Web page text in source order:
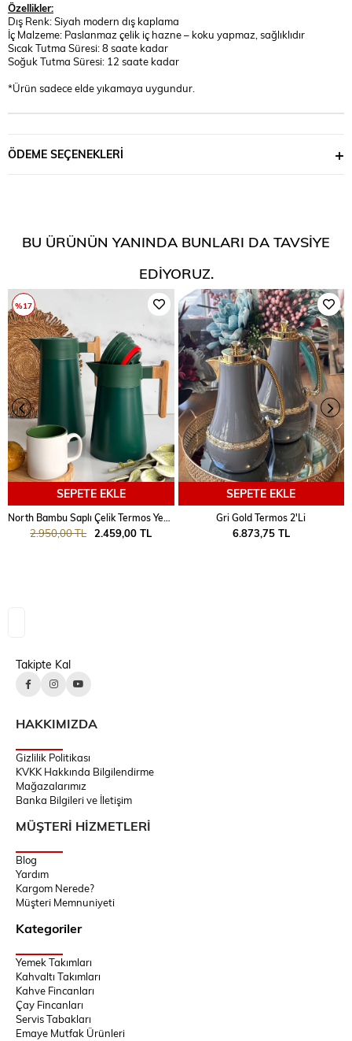
Özellikler:
Dış Renk: Siyah modern dış kaplama
İç Malzeme: Paslanmaz çelik iç hazne – koku yapmaz, sağlıklıdır
Sıcak Tutma Süresi: 8 saate kadar
Soğuk Tutma Süresi: 12 saate kadar
*Ürün sadece elde yıkamaya uygundur.
ÖDEME SEÇENEKLERI
BU ÜRÜNÜN YANINDA BUNLARI DA TAVSIYE
EDIYORUZ.
SEPETE EKLE
2.459,00 TL
2.950,00 TL
%17
SEPETE EKLE
Gri Gold Termos 2'Li
6.873,75 TL
Takipte Kal
HAKKIMIZDA
Gizlilik Politikası
KVKK Hakkında Bilgilendirme
Mağazalarımız
Banka Bilgileri ve İletişim
MÜŞTERİ HİZMETLERİ
Blog
Yardım
Kargom Nerede?
Müşteri Memnuniyeti
Kategoriler
Yemek Takımları
Kahvaltı Takımları
Kahve Fincanları
Çay Fincanları
Servis Tabakları
Emaye Mutfak Ürünleri